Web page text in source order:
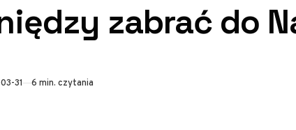
zabrać do
31 6 min. czytania